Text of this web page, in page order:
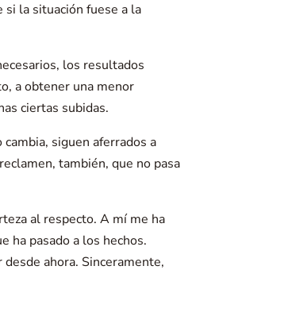
si la situación fuese a la
los resultados
a obtener una menor
ciertas subidas.
siguen aferrados a
también, que no pasa
al respecto. A mí me ha
ha pasado a los hechos.
ahora. Sinceramente,